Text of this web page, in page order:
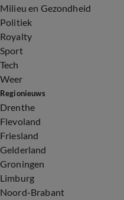
Milieu en Gezondheid
Politiek
Royalty
Sport
Tech
Weer
Regionieuws
Drenthe
Flevoland
Friesland
Gelderland
Groningen
Limburg
Noord-Brabant